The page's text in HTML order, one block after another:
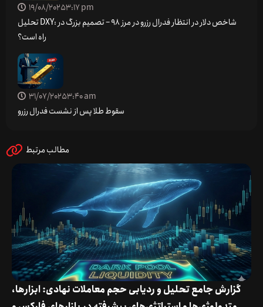
19/08/20253:17 pm
تحلیل DXY: شاخص دلار در انتظار فدرال رزرو در مرز 98 – تصمیم بزرگ در
راه است؟
31/07/20253:40 am
سقوط طلا پس از نشست فدرال رزرو
مطالب مرتبط
گزارش جامع تحلیل و ردیابی حجم معاملات نهادی: ابزارها،